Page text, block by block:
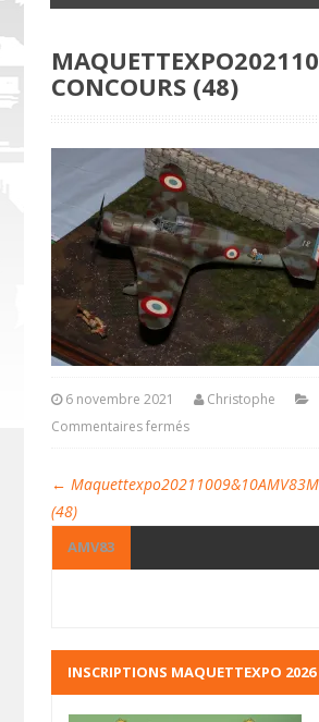
CONCOURS (48)
6 novembre 2021
Christophe
Commentaires fermés
←
(48)
AMV83
INSCRIPTIONS MAQUETTEXPO 2026